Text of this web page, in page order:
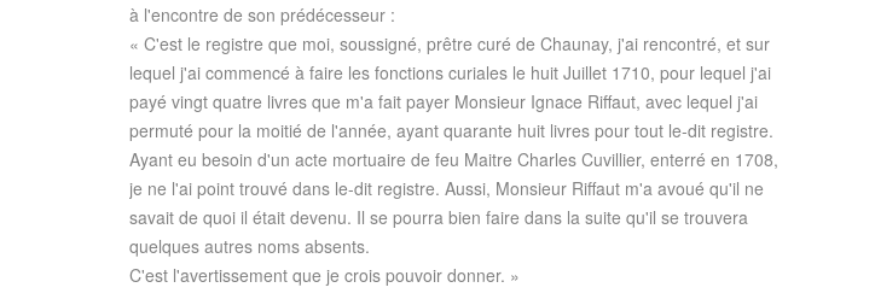
à l'encontre de son prédécesseur :
« C'est le registre que moi, soussigné, prêtre curé de Chaunay, j'ai rencontré, et sur
lequel j'ai commencé à faire les fonctions curiales le huit Juillet 1710, pour lequel j'ai
payé vingt quatre livres que m'a fait payer Monsieur Ignace Riffaut, avec lequel j'ai
permuté pour la moitié de l'année, ayant quarante huit livres pour tout le-dit registre.
Ayant eu besoin d'un acte mortuaire de feu Maitre Charles Cuvillier, enterré en 1708,
je ne l'ai point trouvé dans le-dit registre. Aussi, Monsieur Riffaut m'a avoué qu'il ne
savait de quoi il était devenu. Il se pourra bien faire dans la suite qu'il se trouvera
quelques autres noms absents.
C'est l'avertissement que je crois pouvoir donner. »